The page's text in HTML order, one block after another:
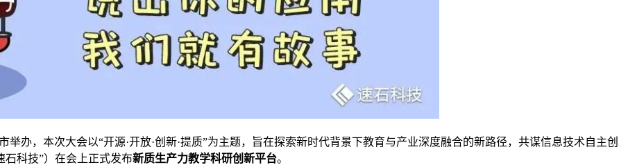
举办，本次大会以“开源·开放·创新·提质”为主题，旨在探索新时代背景下教育与产业深度融合的新路径，共谋信息技术自主创
石科技”）在会上正式发布新质生产力教学科研创新平台。